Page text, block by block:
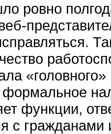
ровно
формальное
функции,
с гражданами